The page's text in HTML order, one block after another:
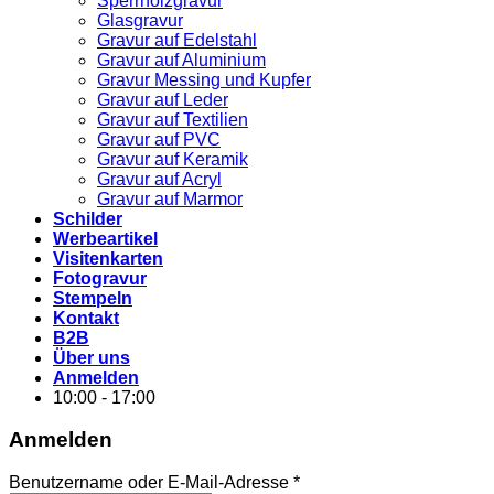
Glasgravur
Gravur auf Edelstahl
Gravur auf Aluminium
Gravur Messing und Kupfer
Gravur auf Leder
Gravur auf Textilien
Gravur auf PVC
Gravur auf Keramik
Gravur auf Acryl
Gravur auf Marmor
Schilder
Werbeartikel
Visitenkarten
Fotogravur
Stempeln
Kontakt
B2B
Über uns
Anmelden
10:00 - 17:00
Anmelden
Benutzername oder E-Mail-Adresse *Erforderlich